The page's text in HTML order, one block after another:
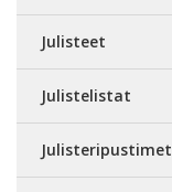
Julisteet
Julistelistat
Julisteripustimet